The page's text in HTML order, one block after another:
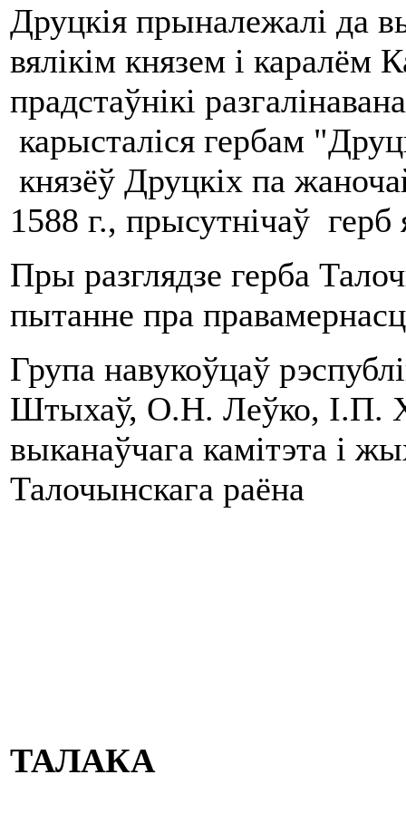
Друцкія прыналежалі да
вялікім князем і каралём
прадстаўнікі
карысталіся гербам
князёў Друцкіх па
1588 г., прысутнічаў
Пры разглядзе герба
пытанне пра
Група навукоўцаў
Штыхаў, О.Н. Леўко, І.П.
выканаўчага камітэта і
Талочынскага раёна
ТАЛАКА